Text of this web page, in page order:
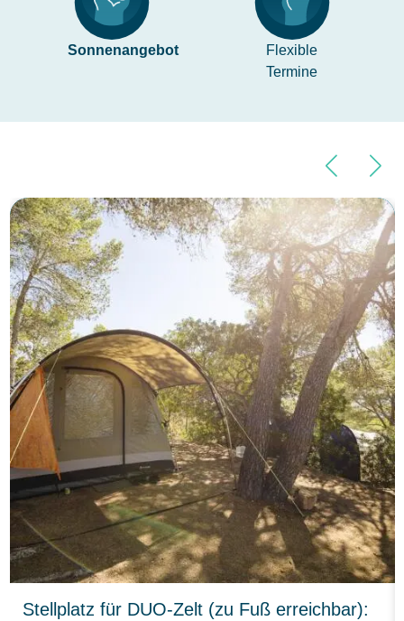
Sonnenangebot
Flexible
Termine
Stellplatz für DUO-Zelt (zu Fuß erreichbar):